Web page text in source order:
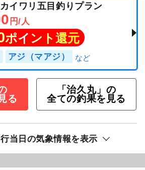
イワリ五目釣りプラン
円/人
ポイント還元
アジ（マアジ）
る
「治久丸」の
全ての釣果を見る
当日の気象情報を表示